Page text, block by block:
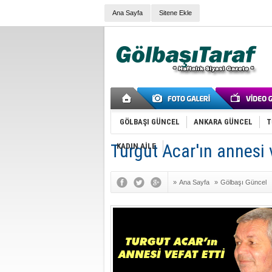
Ana Sayfa Sitene Ekle
GÖLBAŞI GÜNCEL ANKARA GÜNCEL
KADIN AİLE
Turgut Acar'ın
» Ana Sayfa » Gölbaşı Güncel